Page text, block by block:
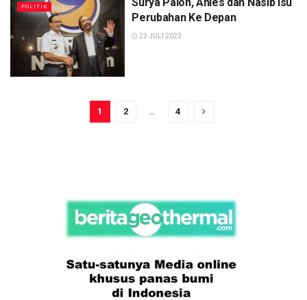
POLITIK
Perubahan Ke Depan
23 JULI 2023
1 2 … 4